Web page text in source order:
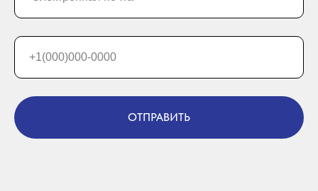
ОТПРАВИТЬ